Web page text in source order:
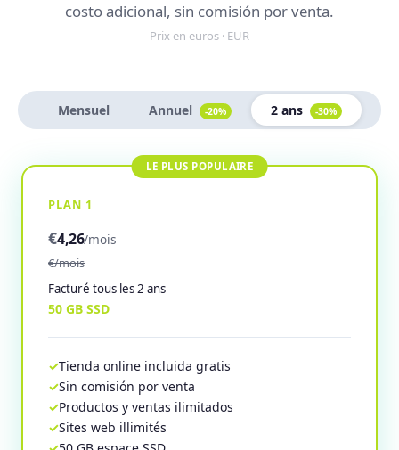
costo adicional, sin comisión por venta.
Prix en euros · EUR
Mensuel Annuel -20% 2 ans -30%
PLAN 1
€4,26/mois
€/mois
Facturé tous les 2 ans
50 GB SSD
Tienda online incluida gratis
Sin comisión por venta
Productos y ventas ilimitados
Sites web illimités